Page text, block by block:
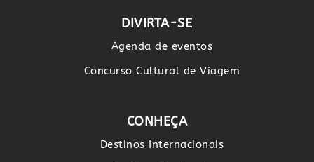
DIVIRTA-SE
Agenda de eventos
Concurso Cultural de Viagem
CONHEÇA
Destinos Internacionais